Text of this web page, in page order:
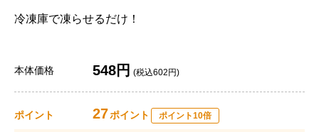
冷凍庫で凍らせるだけ！
本体価格 548円 (税込602円)
ポイント 27ポイント ポイント10倍